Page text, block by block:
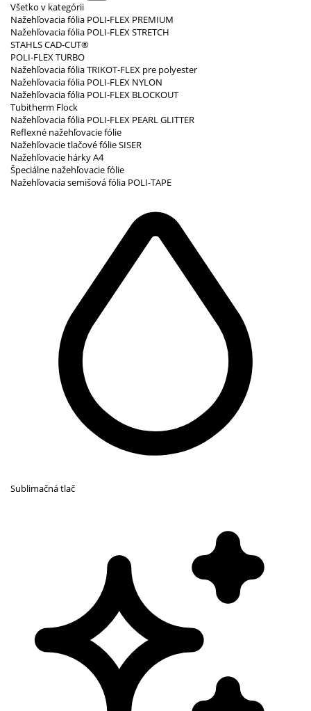
Všetko v kategórii
Nažehľovacia fólia POLI-FLEX PREMIUM
Nažehľovacia fólia POLI-FLEX STRETCH
STAHLS CAD-CUT®
POLI-FLEX TURBO
Nažehľovacia fólia TRIKOT-FLEX pre polyester
Nažehľovacia fólia POLI-FLEX NYLON
Nažehľovacia fólia POLI-FLEX BLOCKOUT
Tubitherm Flock
Nažehľovacia fólia POLI-FLEX PEARL GLITTER
Reflexné nažehľovacie fólie
Nažehľovacie tlačové fólie SISER
Nažehľovacie hárky A4
Špeciálne nažehľovacie fólie
Nažehľovacia semišová fólia POLI-TAPE
Sublimačná tlač